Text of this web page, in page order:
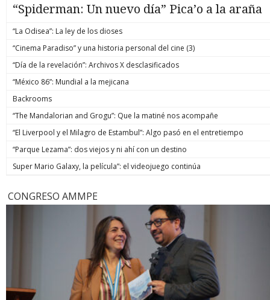
“Spiderman: Un nuevo día” Pica’o a la araña
“La Odisea”: La ley de los dioses
“Cinema Paradiso” y una historia personal del cine (3)
“Día de la revelación”: Archivos X desclasificados
“México 86”: Mundial a la mejicana
Backrooms
“The Mandalorian and Grogu”: Que la matiné nos acompañe
“El Liverpool y el Milagro de Estambul”: Algo pasó en el entretiempo
“Parque Lezama”: dos viejos y ni ahí con un destino
Super Mario Galaxy, la película”: el videojuego continúa
CONGRESO AMMPE